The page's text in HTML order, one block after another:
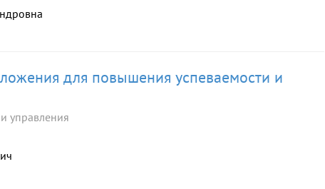
для повышения успеваемости и
управления